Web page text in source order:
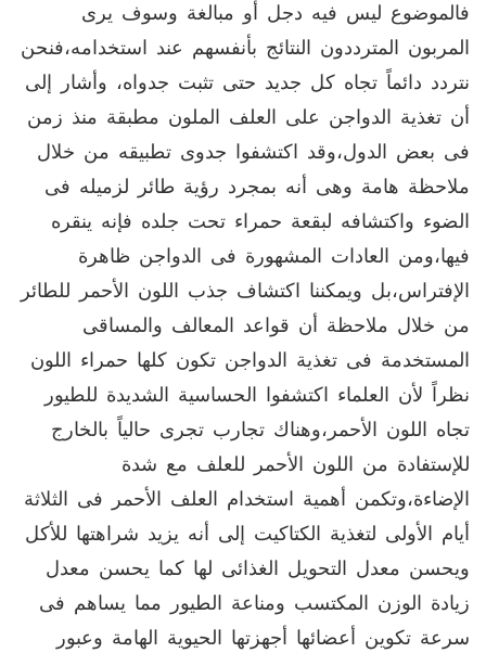
فالموضوع ليس فيه دجل أو مبالغة وسوف يرى
المربون المترددون النتائج بأنفسهم عند استخدامه،فنحن
نتردد دائماً تجاه كل جديد حتى تثبت جدواه، وأشار إلى
أن تغذية الدواجن على العلف الملون مطبقة منذ زمن
فى بعض الدول،وقد اكتشفوا جدوى تطبيقه من خلال
ملاحظة هامة وهى أنه بمجرد رؤية طائر لزميله فى
الضوء واكتشافه لبقعة حمراء تحت جلده فإنه ينقره
فيها،ومن العادات المشهورة فى الدواجن ظاهرة
الإفتراس،بل ويمكننا اكتشاف جذب اللون الأحمر للطائر
من خلال ملاحظة أن قواعد المعالف والمساقى
المستخدمة فى تغذية الدواجن تكون كلها حمراء اللون
نظراً لأن العلماء اكتشفوا الحساسية الشديدة للطيور
تجاه اللون الأحمر،وهناك تجارب تجرى حالياً بالخارج
للإستفادة من اللون الأحمر للعلف مع شدة
الإضاءة،وتكمن أهمية استخدام العلف الأحمر فى الثلاثة
أيام الأولى لتغذية الكتاكيت إلى أنه يزيد شراهتها للأكل
ويحسن معدل التحويل الغذائى لها كما يحسن معدل
زيادة الوزن المكتسب ومناعة الطيور مما يساهم فى
سرعة تكوين أعضائها أجهزتها الحيوية الهامة وعبور